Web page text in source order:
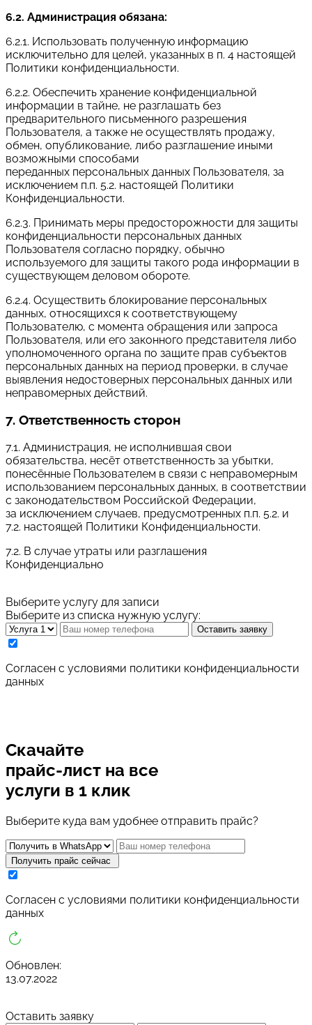
6.2. Администрация обязана:
6.2.1. Использовать полученную информацию
исключительно для целей, указанных в п. 4 настоящей
Политики конфиденциальности.
6.2.2. Обеспечить хранение конфиденциальной
информации в тайне, не разглашать без
предварительного письменного разрешения
Пользователя, а также не осуществлять продажу,
обмен, опубликование, либо разглашение иными
возможными способами
переданных персональных данных Пользователя, за
исключением п.п. 5.2. настоящей Политики
Конфиденциальности.
6.2.3. Принимать меры предосторожности для защиты
конфиденциальности персональных данных
Пользователя согласно порядку, обычно
используемого для защиты такого рода информации в
существующем деловом обороте.
6.2.4. Осуществить блокирование персональных
данных, относящихся к соответствующему
Пользователю, с момента обращения или запроса
Пользователя, или его законного представителя либо
уполномоченного органа по защите прав субъектов
персональных данных на период проверки, в случае
выявления недостоверных персональных данных или
неправомерных действий.
7. Ответственность сторон
7.1. Администрация, не исполнившая свои
обязательства, несёт ответственность за убытки,
понесённые Пользователем в связи с неправомерным
использованием персональных данных, в соответствии
с законодательством Российской Федерации,
за исключением случаев, предусмотренных п.п. 5.2. и
7.2. настоящей Политики Конфиденциальности.
7.2. В случае утраты или разглашения
Конфиденциально
Выберите услугу для записи
Выберите из списка нужную услугу:
Оставить заявку
Cогласен с условиями политики конфиденциальности
данных
Скачайте
прайс-лист на все
услуги в 1 клик
Выберите куда вам удобнее отправить прайс?
Получить прайс сейчас
Cогласен с условиями политики конфиденциальности
данных
Обновлен:
13.07.2022
Оставить заявку